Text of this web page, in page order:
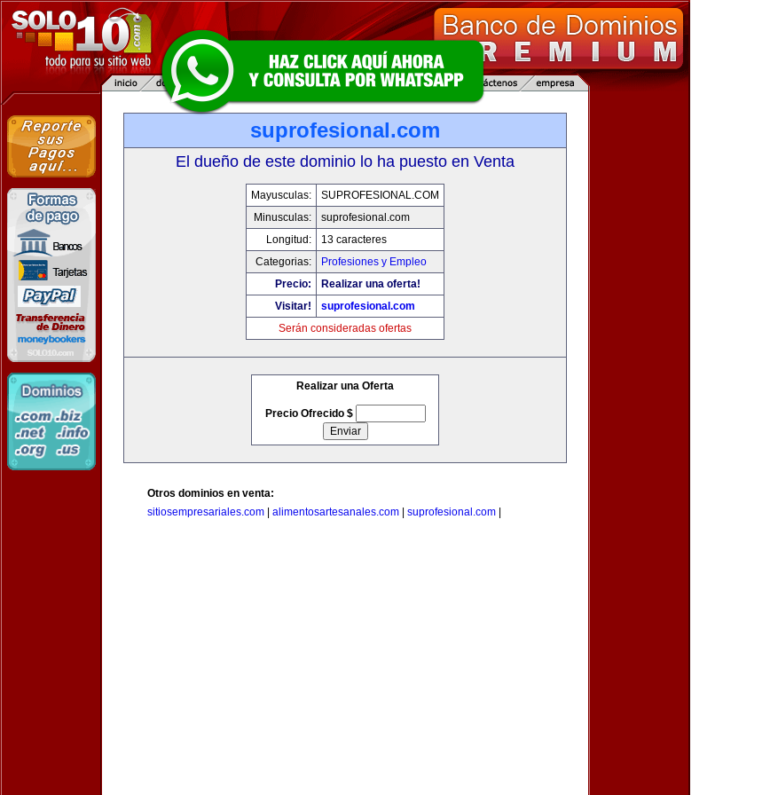
suprofesional.com
El dueño de este dominio lo ha puesto en Venta
Mayusculas:
SUPROFESIONAL.COM
Minusculas:
suprofesional.com
Longitud:
13 caracteres
Categorias:
Profesiones y Empleo
Precio:
Realizar una oferta!
Visitar!
suprofesional.com
Serán consideradas ofertas
Realizar una Oferta
Precio Ofrecido $
Otros dominios en venta:
sitiosempresariales.com
alimentosartesanales.com suprofesional.com